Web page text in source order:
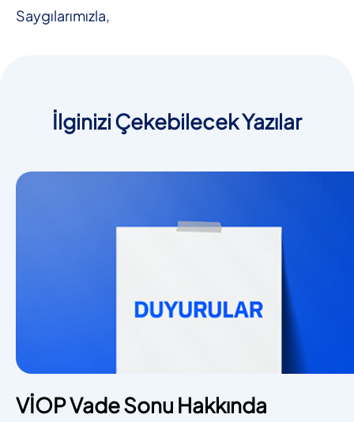
Saygılarımızla,
İlginizi Çekebilecek Yazılar
VİOP Vade Sonu Hakkında